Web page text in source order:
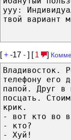
yyy:
твой вариант
[+ -17 - ] [ 1 ]
Владивосток.
телефону его
папой. Друг в
посцать.
крик.
- вот кто во
- кто?
- Хуй!